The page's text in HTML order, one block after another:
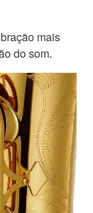
mais
do som.